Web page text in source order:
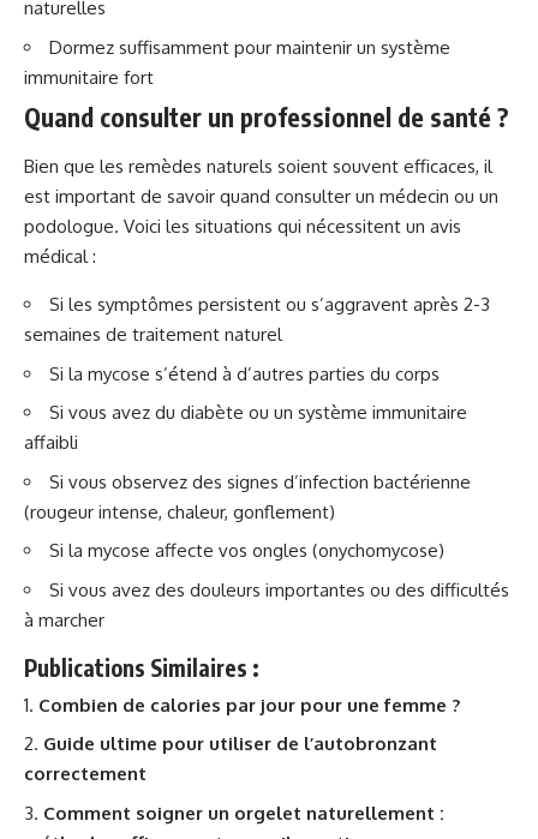
naturelles
Dormez suffisamment pour maintenir un système
immunitaire fort
Quand consulter un professionnel de santé ?
Bien que les remèdes naturels soient souvent efficaces, il
est important de savoir quand consulter un médecin ou un
podologue. Voici les situations qui nécessitent un avis
médical :
Si les symptômes persistent ou s’aggravent après 2-3
semaines de traitement naturel
Si la mycose s’étend à d’autres parties du corps
Si vous avez du diabète ou un système immunitaire
affaibli
Si vous observez des signes d’infection bactérienne
(rougeur intense, chaleur, gonflement)
Si la mycose affecte vos ongles (onychomycose)
Si vous avez des douleurs importantes ou des difficultés
à marcher
Publications Similaires :
Combien de calories par jour pour une femme ?
Guide ultime pour utiliser de l’autobronzant
correctement
Comment soigner un orgelet naturellement :